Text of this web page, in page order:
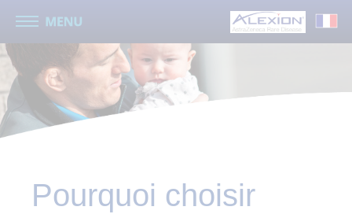
Pourquoi choisir